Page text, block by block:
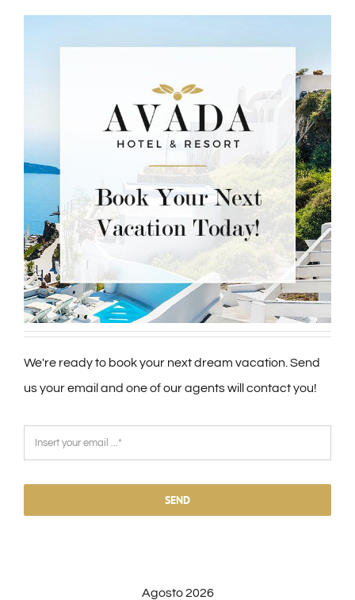
We're ready to book your next dream vacation. Send
us your email and one of our agents will contact you!
SEND
Agosto 2026